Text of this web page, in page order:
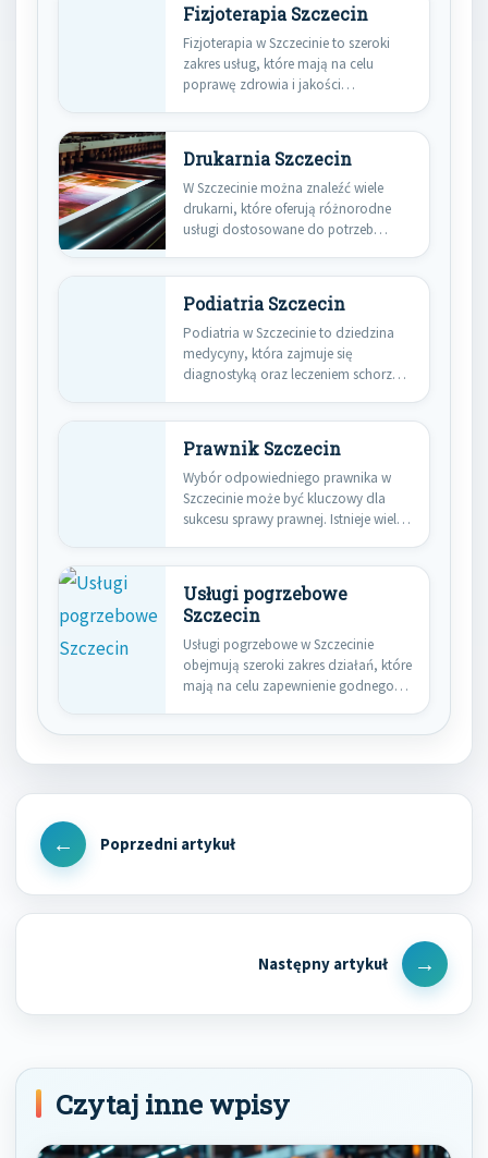
Fizjoterapia Szczecin
Fizjoterapia w Szczecinie to szeroki
zakres usług, które mają na celu
poprawę zdrowia i jakości…
Drukarnia Szczecin
W Szczecinie można znaleźć wiele
drukarni, które oferują różnorodne
usługi dostosowane do potrzeb
Podiatria Szczecin
Podiatria w Szczecinie to dziedzina
medycyny, która zajmuje się
diagnostyką oraz leczeniem schorzeń
Prawnik Szczecin
Wybór odpowiedniego prawnika w
Szczecinie może być kluczowy dla
sukcesu sprawy prawnej. Istnieje wiele
Usługi pogrzebowe
Szczecin
Usługi pogrzebowe w Szczecinie
obejmują szeroki zakres działań, które
mają na celu zapewnienie godnego
Nawigacja
wpisu
Previous
Next
Post
Czytaj inne wpisy